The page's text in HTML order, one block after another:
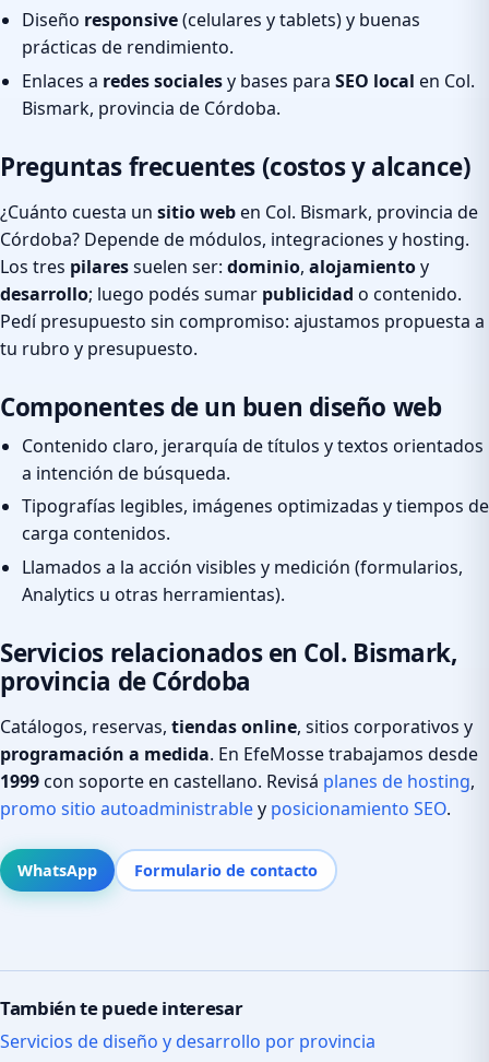
Diseño responsive(celulares y tablets) y buenas
prácticas de rendimiento.
Enlaces a redes socialesy bases para SEO local en Col.
Bismark, provincia de Córdoba.
Preguntas frecuentes (costos y alcance)
¿Cuánto cuesta un sitio weben Col. Bismark, provincia de
Córdoba? Depende de módulos, integraciones y hosting.
Los tres pilaressuelen ser: dominio, alojamientoy
desarrollo; luego podés sumar publicidad o contenido.
Pedí presupuesto sin compromiso: ajustamos propuesta a
tu rubro y presupuesto.
Componentes de un buen diseño web
Contenido claro, jerarquía de títulos y textos orientados
a intención de búsqueda.
Tipografías legibles, imágenes optimizadas y tiempos de
carga contenidos.
Llamados a la acción visibles y medición (formularios,
Analytics u otras herramientas).
Servicios relacionados en Col. Bismark,
provincia de Córdoba
Catálogos, reservas, tiendas online, sitios corporativos y
programación a medida. En EfeMosse trabajamos desde
1999con soporte en castellano. Revisá planes de hosting,
promo sitio autoadministrabley posicionamiento SEO.
WhatsApp Formulario de contacto
También te puede interesar
Servicios de diseño y desarrollo por provincia